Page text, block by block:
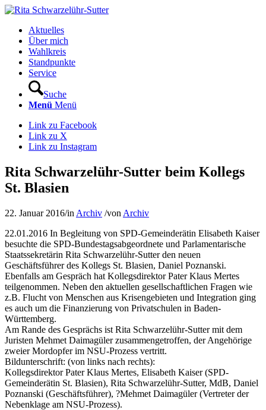
Aktuelles
Über mich
Wahlkreis
Standpunkte
Service
Suche
Menü Menü
Link zu Facebook
Link zu X
Link zu Instagram
Rita Schwarzelühr-Sutter beim Kollegs
St. Blasien
22. Januar 2016/in Archiv /von Archiv
22.01.2016 In Begleitung von SPD-Gemeinderätin Elisabeth Kaiser
besuchte die SPD-Bundestagsabgeordnete und Parlamentarische
Staatssekretärin Rita Schwarzelühr-Sutter den neuen
Geschäftsführer des Kollegs St. Blasien, Daniel Poznanski.
Ebenfalls am Gespräch hat Kollegsdirektor Pater Klaus Mertes
teilgenommen. Neben den aktuellen gesellschaftlichen Fragen wie
z.B. Flucht von Menschen aus Krisengebieten und Integration ging
es auch um die Finanzierung von Privatschulen in Baden-
Württemberg.
Am Rande des Gesprächs ist Rita Schwarzelühr-Sutter mit dem
Juristen Mehmet Daimagüler zusammengetroffen, der Angehörige
zweier Mordopfer im NSU-Prozess vertritt.
Bildunterschrift: (von links nach rechts):
Kollegsdirektor Pater Klaus Mertes, Elisabeth Kaiser (SPD-
Gemeinderätin St. Blasien), Rita Schwarzelühr-Sutter, MdB, Daniel
Poznanski (Geschäftsführer), ?Mehmet Daimagüler (Vertreter der
Nebenklage am NSU-Prozess).